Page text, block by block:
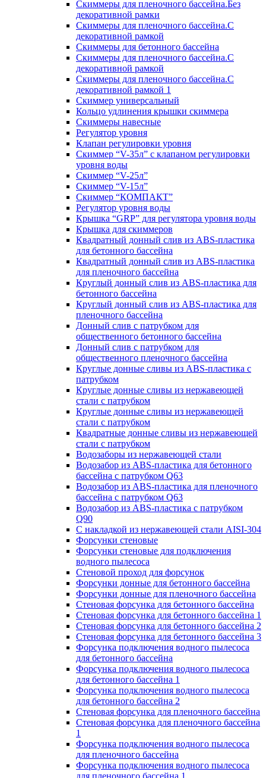
Скиммеры для пленочного бассейна.Без
декоративной рамки
Скиммеры для пленочного бассейна.С
декоративной рамкой
Скиммеры для бетонного бассейна
Скиммеры для пленочного бассейна.С
декоративной рамкой
Скиммеры для пленочного бассейна.С
декоративной рамкой 1
Скиммер универсальный
Кольцо удлинения крышки скиммера
Скиммеры навесные
Регулятор уровня
Клапан регулировки уровня
Скиммер “V-35л” с клапаном регулировки
уровня воды
Скиммер “V-25л”
Скиммер “V-15л”
Скиммер “КОМПАКТ”
Регулятор уровня воды
Крышка “GRP” для регулятора уровня воды
Крышка для скиммеров
Квадратный донный слив из ABS-пластика
для бетонного бассейна
Квадратный донный слив из ABS-пластика
для пленочного бассейна
Круглый донный слив из ABS-пластика для
бетонного бассейна
Круглый донный слив из ABS-пластика для
пленочного бассейна
Донный слив с патрубком для
общественного бетонного бассейна
Донный слив с патрубком для
общественного пленочного бассейна
Круглые донные сливы из ABS-пластика с
патрубком
Круглые донные сливы из нержавеющей
стали с патрубком
Круглые донные сливы из нержавеющей
стали с патрубком
Квадратные донные сливы из нержавеющей
стали с патрубком
Водозаборы из нержавеющей стали
Водозабор из ABS-пластика для бетонного
бассейна с патрубком Q63
Водозабор из ABS-пластика для пленочного
бассейна с патрубком Q63
Водозабор из ABS-пластика с патрубком
Q90
С накладкой из нержавеющей стали AISI-304
Форсунки стеновые
Форсунки стеновые для подключения
водного пылесоса
Стеновой проход для форсунок
Форсунки донные для бетонного бассейна
Форсунки донные для пленочного бассейна
Стеновая форсунка для бетонного бассейна
Стеновая форсунка для бетонного бассейна 1
Стеновая форсунка для бетонного бассейна 2
Стеновая форсунка для бетонного бассейна 3
Форсунка подключения водного пылесоса
для бетонного бассейна
Форсунка подключения водного пылесоса
для бетонного бассейна 1
Форсунка подключения водного пылесоса
для бетонного бассейна 2
Стеновая форсунка для пленочного бассейна
Стеновая форсунка для пленочного бассейна
1
Форсунка подключения водного пылесоса
для пленочного бассейна
Форсунка подключения водного пылесоса
для пленочного бассейна 1